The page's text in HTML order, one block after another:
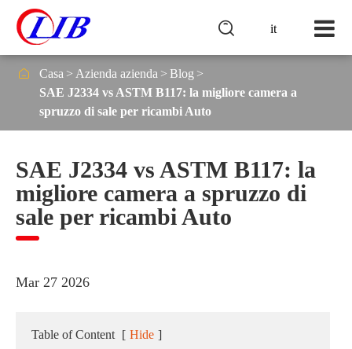
it

 Casa Azienda azienda
Blog
SAE J2334 vs ASTM B117: la migliore camera a
spruzzo di sale per ricambi Auto
SAE J2334 vs ASTM B117: la
migliore camera a spruzzo di
sale per ricambi Auto
Mar 27 2026
Table of Content [ Hide ]